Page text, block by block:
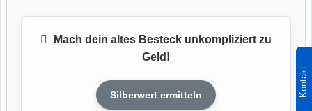
Kontakt
Mach dein altes Besteck unkompliziert zu
Geld!
Silberwert ermitteln